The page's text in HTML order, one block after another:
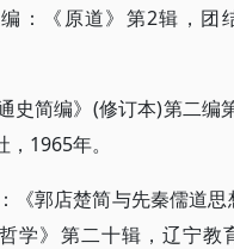
：《原道》第2辑，团
史简编》(修订本)第二编
1965年。
《郭店楚简与先秦儒道思
学》第二十辑，辽宁教